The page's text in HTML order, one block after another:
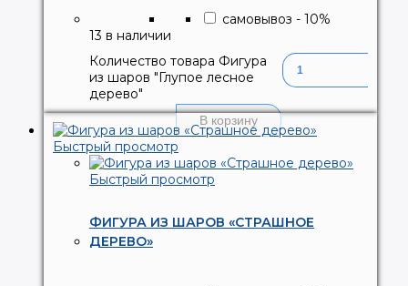
самовывоз -10%
13 в наличии
Количество товара Фигура
из шаров "Глупое лесное
дерево"
В корзину
Быстрый просмотр
Быстрый просмотр
ФИГУРА ИЗ ШАРОВ «СТРАШНОЕ
ДЕРЕВО»